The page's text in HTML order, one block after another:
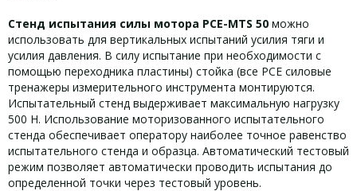
Стенд испытания силы мотора PCE-MTS 50 можно
использовать для вертикальных испытаний усилия тяги и
усилия давления. В силу испытание при необходимости с
помощью переходника пластины) стойка (все PCE силовые
тренажеры измерительного инструмента монтируются.
Испытательный стенд выдерживает максимальную нагрузку
500 Н. Использование моторизованного испытательного
стенда обеспечивает оператору наиболее точное равенство
испытательного стенда и образца. Автоматический тестовый
режим позволяет автоматически проводить испытания до
определенной точки через тестовый уровень.